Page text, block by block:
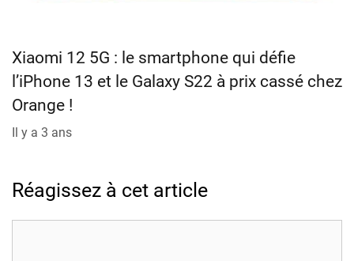
Xiaomi 12 5G : le smartphone qui défie
l’iPhone 13 et le Galaxy S22 à prix cassé chez
Orange !
Il y a 3 ans
Réagissez à cet article